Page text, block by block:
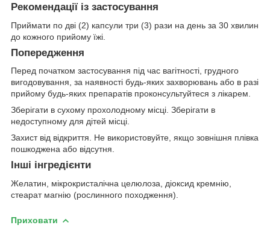
Рекомендації із застосування
Приймати по дві (2) капсули три (3) рази на день за 30 хвилин
до кожного прийому їжі.
Попередження
Перед початком застосування під час вагітності, грудного
вигодовування, за наявності будь-яких захворювань або в разі
прийому будь-яких препаратів проконсультуйтеся з лікарем.
Зберігати в сухому прохолодному місці. Зберігати в
недоступному для дітей місці.
Захист від відкриття. Не використовуйте, якщо зовнішня плівка
пошкоджена або відсутня.
Інші інгредієнти
Желатин, мікрокристалічна целюлоза, діоксид кремнію,
стеарат магнію (рослинного походження).
Приховати